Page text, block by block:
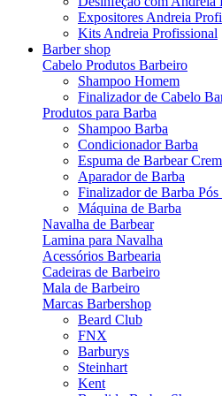
Expositores Andreia
Kits Andreia Profissional
Barber shop
Cabelo Produtos Barbeiro
Shampoo Homem
Finalizador de Cabelo
Produtos para Barba
Shampoo Barba
Condicionador Barba
Espuma de Barbear
Aparador de Barba
Finalizador de Barba Pós
Máquina de Barba
Navalha de Barbear
Lamina para Navalha
Acessórios Barbearia
Cadeiras de Barbeiro
Mala de Barbeiro
Marcas Barbershop
Beard Club
FNX
Barburys
Steinhart
Kent